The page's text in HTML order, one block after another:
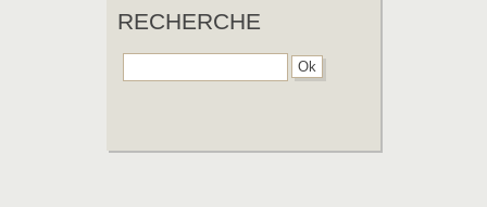
RECHERCHE